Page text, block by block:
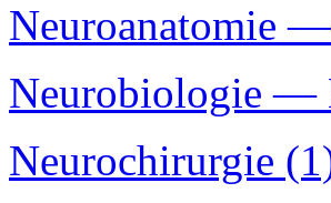
Neuroanatomie
Neurobiologie —
Neurochirurgie